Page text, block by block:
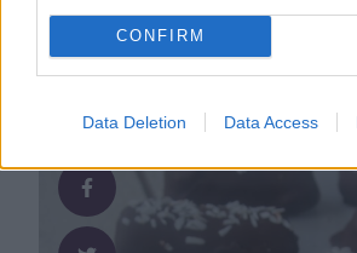
CONFIRM
Data Deletion Data Access